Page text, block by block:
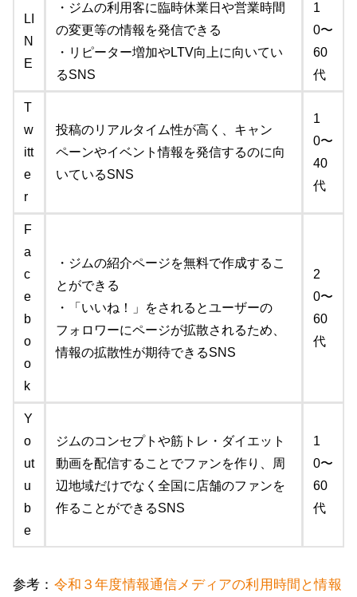
LI
N
E
・ジムの利用客に臨時休業日や営業時間
の変更等の情報を発信できる
・リピーター増加やLTV向上に向いてい
るSNS
1
0〜
60
代
T
w
itt
e
r
投稿のリアルタイム性が高く、キャン
ペーンやイベント情報を発信するのに向
いているSNS
1
0〜
40
代
F
a
c
e
b
o
o
k
・ジムの紹介ページを無料で作成するこ
とができる
・「いいね！」をされるとユーザーの
フォロワーにページが拡散されるため、
情報の拡散性が期待できるSNS
2
0〜
60
代
Y
o
ut
u
b
e
ジムのコンセプトや筋トレ・ダイエット
動画を配信することでファンを作り、周
辺地域だけでなく全国に店舗のファンを
作ることができるSNS
1
0〜
60
代
参考： 令和３年度情報通信メディアの利用時間と情報